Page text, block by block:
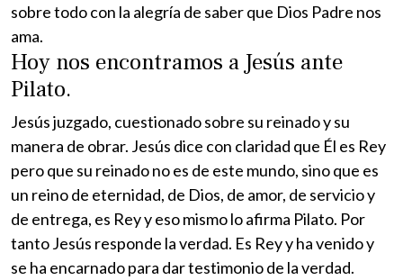
sobre todo con la alegría de saber que Dios Padre nos
ama.
Hoy nos encontramos a Jesús ante
Pilato.
Jesús juzgado, cuestionado sobre su reinado y su
manera de obrar. Jesús dice con claridad que Él es Rey
pero que su reinado no es de este mundo, sino que es
un reino de eternidad, de Dios, de amor, de servicio y
de entrega, es Rey y eso mismo lo afirma Pilato. Por
tanto Jesús responde la verdad. Es Rey y ha venido y
se ha encarnado para dar testimonio de la verdad.